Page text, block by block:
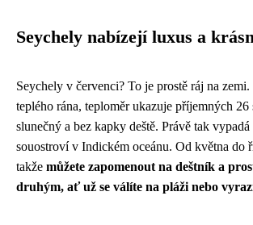
Seychely nabízejí luxus a
Seychely v červenci? To je prostě ráj na
teplého rána, teploměr ukazuje příjemných
slunečný a bez kapky deště. Právě tak
souostroví v Indickém oceánu. Od května do
takže můžete zapomenout na deštník a
druhým, ať už se válíte na pláži nebo